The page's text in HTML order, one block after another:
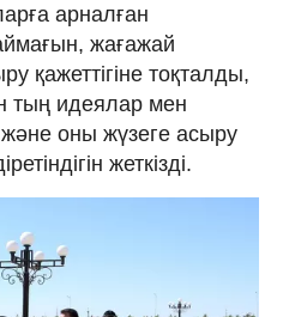
арналған
жағажай
қажеттігіне тоқталды,
тың идеялар мен
және оны жүзеге асыру
жеткізді.